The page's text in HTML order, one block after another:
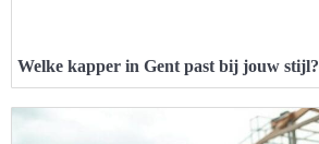
Welke kapper in Gent past bij jouw stijl?